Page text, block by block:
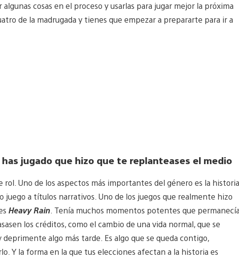
cosas en el proceso y usarlas para jugar mejor la próxima
de la madrugada y tienes que empezar a prepararte para ir a
jugado que hizo que te replanteases el medio
rol. Uno de los aspectos más importantes del género es la
juego a títulos narrativos. Uno de los juegos que realmente hizo
Heavy Rain . Tenía muchos momentos potentes que
los créditos, como el cambio de una vida normal, que se
algo más tarde. Es algo que se queda contigo,
Y la forma en la que tus elecciones afectan a la historia es